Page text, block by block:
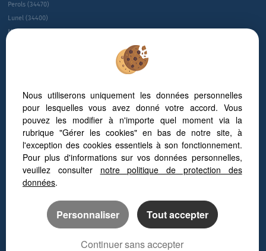
Perols (34470)
Lunel (34400)
Montpellier (34080)
Juvignac (34990)
Saint-gÉly-du-fesc (34980)
Gallargues Le Montueux (30660)
Jacou (34830)
NÎmes (30900)
Guide sur l’immobilier d’entreprise à Montpellier
Nous utiliserons uniquement les données personnelles
pour lesquelles vous avez donné votre accord. Vous
pouvez les modifier à n'importe quel moment via la
rubrique "Gérer les cookies" en bas de notre site, à
l'exception des cookies essentiels à son fonctionnement.
Pour plus d'informations sur vos données personnelles,
veuillez consulter notre politique de protection des
données.
Personnaliser Tout accepter
Continuer sans accepter